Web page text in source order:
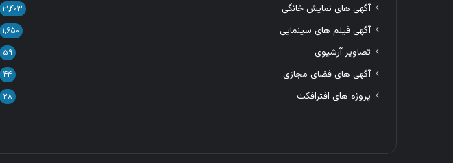
آگهی های نمایش خانگی ۳,۴۰۳
آگهی فیلم های سینمایی ۱,۶۵۰
تصاویر آرشیوی ۵۹
آگهی های فضای مجازی ۴۴
پروژه های افترافکت ۲۸